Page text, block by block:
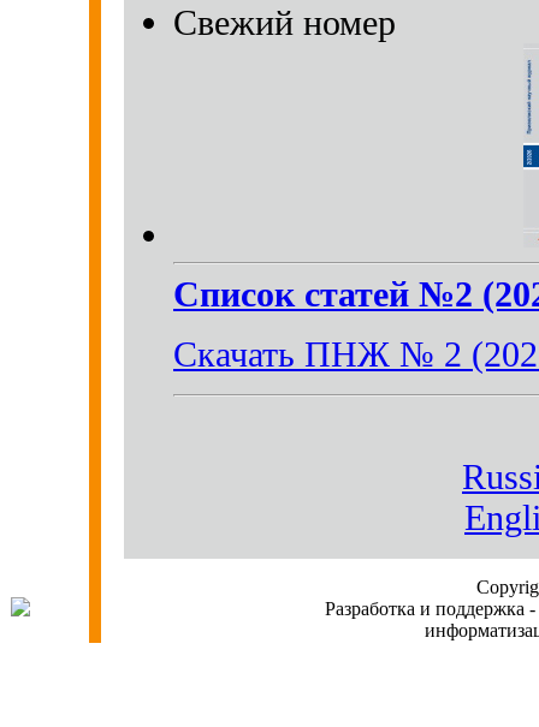
Свежий номер
Список статей №2
Скачать ПНЖ № 2
Разработка и поддержка